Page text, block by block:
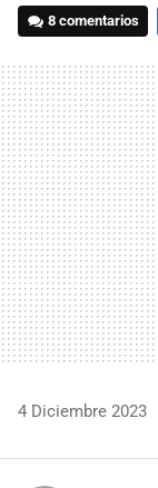
8 comentarios
4 Diciembre 2023